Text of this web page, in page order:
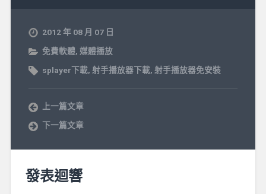
2012 年 08 月 07 日
免費軟體, 媒體播放
splayer下載, 射手播放器下載, 射手播放器免安裝
上一篇文章
下一篇文章
發表迴響